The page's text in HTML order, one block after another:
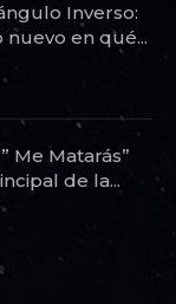
Inverso:
nuevo en qué...
Me Matarás”
de la...